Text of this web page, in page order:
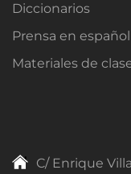
Diccionarios
Prensa en español
Materiales de
C/ Enrique